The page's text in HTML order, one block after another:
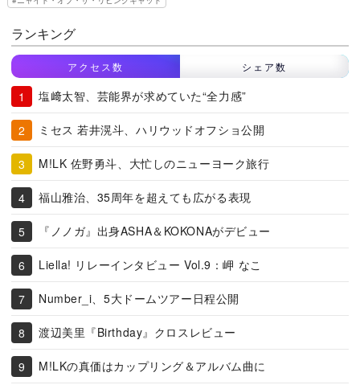
ランキング
アクセス数 シェア数
塩﨑太智、芸能界が求めていた“全力感”
ミセス 若井滉斗、ハリウッドオフショ公開
M!LK 佐野勇斗、大忙しのニューヨーク旅行
福山雅治、35周年を超えても広がる表現
『ノノガ』出身ASHA＆KOKONAがデビュー
Liella! リレーインタビュー Vol.9：岬 なこ
Number_i、5大ドームツアー日程公開
渡辺美里『Birthday』クロスレビュー
M!LKの真価はカップリング＆アルバム曲に